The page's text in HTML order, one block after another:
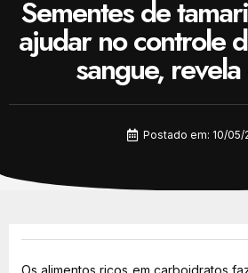
Sementes de
ajudar no controle
sangue,
Postado em: 10/05/